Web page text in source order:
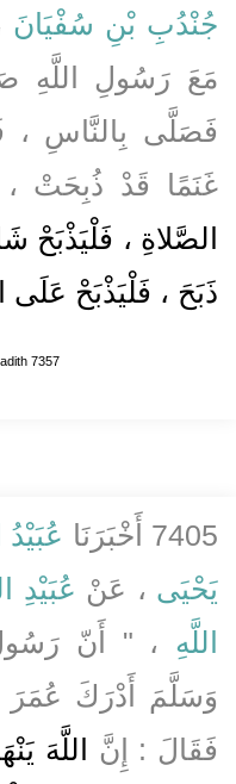
جُنْدُبِ بْنِ سُفْيَانَ
مَعَ رَسُولِ اللَّهِ
فَصَلَّى بِالنَّاسِ ،
غَنَمًا قَدْ ذُبِحَتْ
الصَّلاةِ ، فَلْيَذْبَحْ
ذَبَحَ ، فَلْيَذْبَحْ عَلَى
7357
7405 أَخْبَرَنَا
يَحْيَى ، عَنْ عُبَيْدِ
اللَّهِ ، " أَنّ
وَسَلَّمَ أَدْرَكَ عُمَرَ
فَقَالَ : إِنَّ اللَّهَ